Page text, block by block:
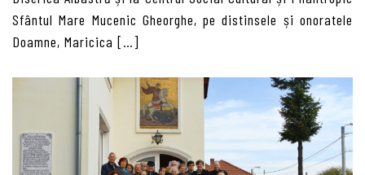
Sfântul Mare Mucenic Gheorghe, pe distinsele și onoratele
Doamne, Maricica […]